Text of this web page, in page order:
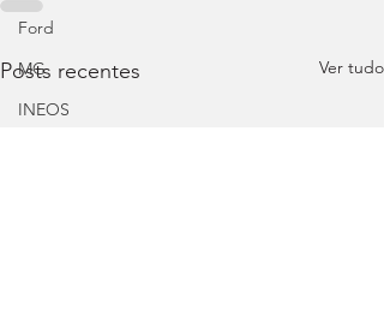
Ford
MG
INEOS
Posts recentes Ver tudo